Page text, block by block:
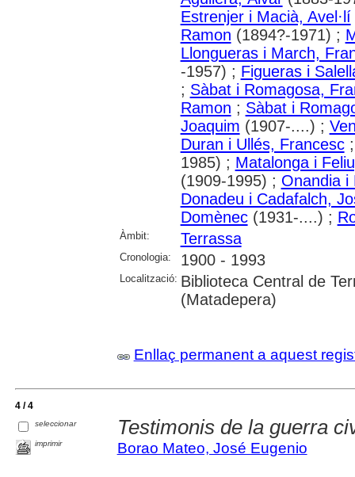
Estrenjer i Macià, Avel·lí
Ramon (1894?-1971) ;
Llongueras i March,
-1957) ; Figueras i
; Sàbat i Romagosa,
Ramon ; Sàbat i
Joaquim (1907-....) ;
Duran i Ullés, Francesc
1985) ; Matalonga i
(1909-1995) ; Onandia i
Donadeu i Cadafalch,
Domènec(1931-....) ;
Àmbit: Terrassa
Cronologia: 1900 - 1993
Localització: Biblioteca Central de
(Matadepera)
Enllaç permanent a aquest
4 / 4
seleccionar
imprimir
Testimonis de la guerra
Borao Mateo, José Eugenio